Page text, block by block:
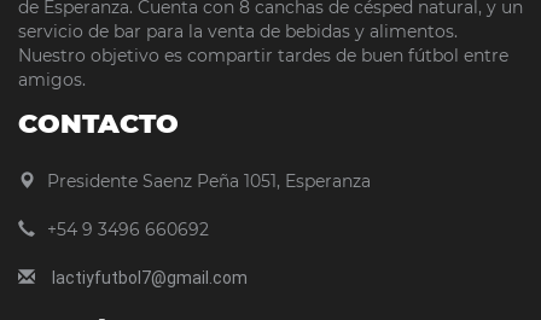
de Esperanza. Cuenta con 8 canchas de césped natural, y un
servicio de bar para la venta de bebidas y alimentos.
Nuestro objetivo es compartir tardes de buen fútbol entre
amigos.
CONTACTO
Presidente Saenz Peña 1051, Esperanza
+54 9 3496 660692
lactiyfutbol7@gmail.com